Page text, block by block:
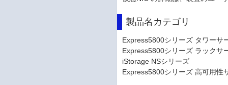
製品名カテゴリ
Express5800シリーズ タワーサ
Express5800シリーズ ラックサ
iStorage NSシリーズ
Express5800シリーズ 高可用性